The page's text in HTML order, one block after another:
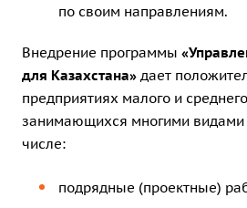
по своим направлениям.
Внедрение программы
для Казахстана» дает
предприятиях малого и
занимающихся многими видами
числе:
подрядные (проектные)